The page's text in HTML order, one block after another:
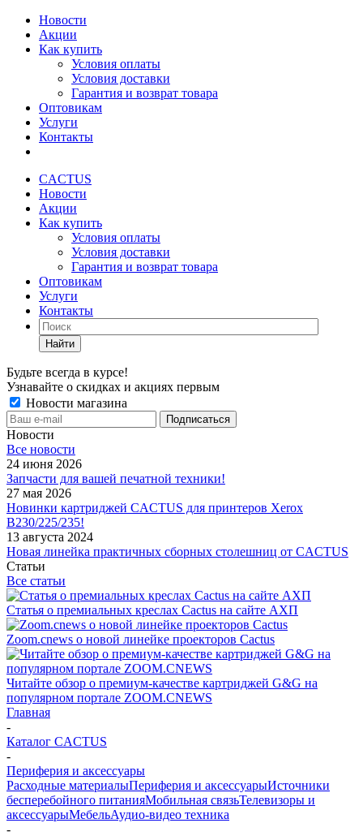
Новости
Акции
Как купить
Условия оплаты
Условия доставки
Гарантия и возврат товара
Оптовикам
Услуги
Контакты
CACTUS
Новости
Акции
Как купить
Условия оплаты
Условия доставки
Гарантия и возврат товара
Оптовикам
Услуги
Контакты
Найти
Будьте всегда в курсе!
Узнавайте о скидках и акциях первым
Новости магазина
Новости
Все новости
24 июня 2026
Запчасти для вашей печатной техники!
27 мая 2026
Новинки картриджей CACTUS для принтеров Xerox
B230/225/235!
13 августа 2024
Новая линейка практичных сборных столешниц от CACTUS
Статьи
Все статьи
Статья о премиальных креслах Cactus на сайте АХП
Zoom.cnews о новой линейке проекторов Cactus
Читайте обзор о премиум-качестве картриджей G&G на
популярном портале ZOOM.CNEWS
Главная
-
Каталог CACTUS
-
Периферия и аксессуары
Расходные материалыПериферия и аксессуарыИсточники
бесперебойного питанияМобильная связьТелевизоры и
аксессуарыМебельАудио-видео техника
-